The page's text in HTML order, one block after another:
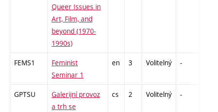
Queer Issues in
Art, Film, and
beyond (1970-
1990s)
FEMS1
Feminist
Seminar 1
en 3 Volitelný -
GPTSU
Galerijní provoz
a trh se
cs 2 Volitelný -